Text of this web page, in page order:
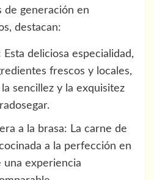
de generación en
destacan:
deliciosa especialidad,
frescos y locales,
sencillez y la exquisitez
a la brasa: La carne de
a la perfección en
una experiencia